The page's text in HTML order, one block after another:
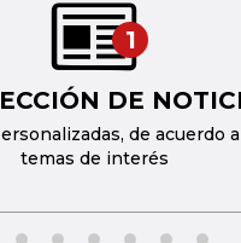
1
DE
de acuerdo
temas de interés